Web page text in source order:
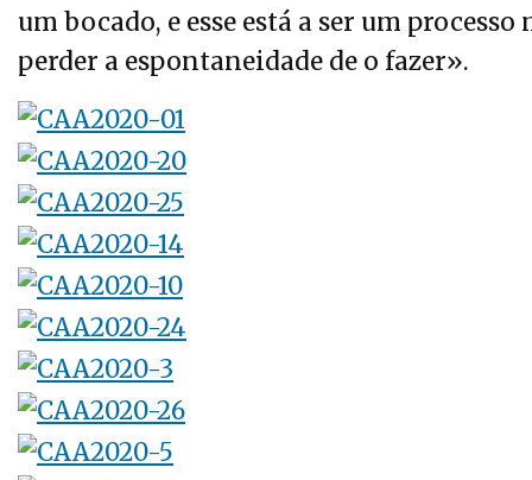
um bocado, e esse está a ser um
perder a espontaneidade de o fazer».